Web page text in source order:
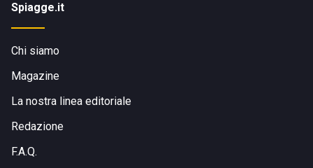
Spiagge.it
Chi siamo
Magazine
La nostra linea editoriale
Redazione
F.A.Q.